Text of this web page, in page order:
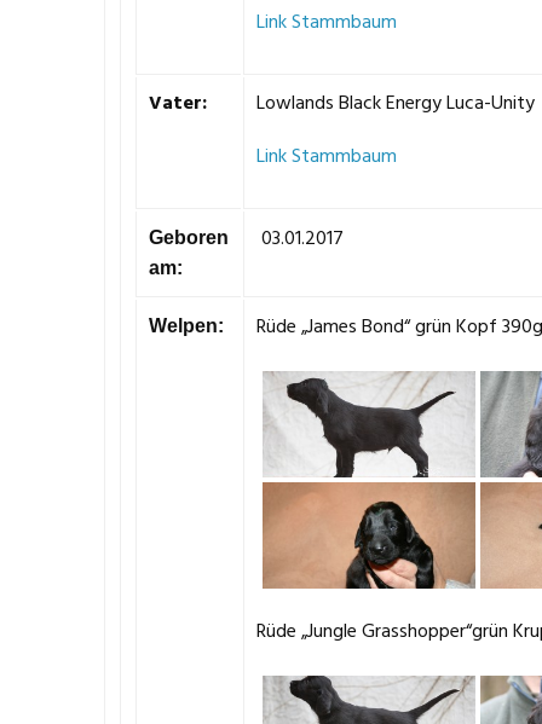
Link Stammbaum
Vater:
Lowlands Black Energy Luca-Unity
Link Stammbaum
Geboren
am:
03.01.2017
Welpen: Rüde „James Bond“ grün Kopf 390g
Rüde „Jungle Grasshopper“grün